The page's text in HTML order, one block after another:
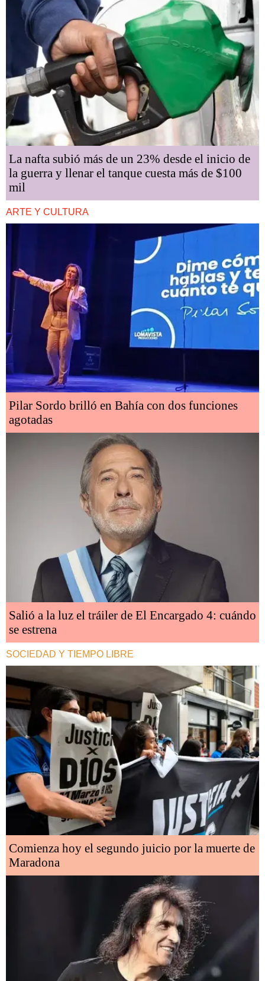
La nafta subió más de un 23% desde el inicio de
la guerra y llenar el tanque cuesta más de $100
mil
ARTE Y CULTURA
Pilar Sordo brilló en Bahía con dos funciones
agotadas
Salió a la luz el tráiler de El Encargado 4: cuándo
se estrena
SOCIEDAD Y TIEMPO LIBRE
Comienza hoy el segundo juicio por la muerte de
Maradona